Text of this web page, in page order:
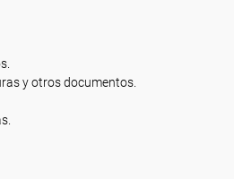
y otros documentos.